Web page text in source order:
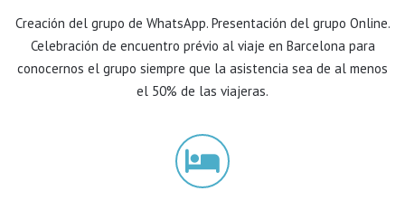
Creación del grupo de WhatsApp. Presentación del grupo Online.
Celebración de encuentro prévio al viaje en Barcelona para
conocernos el grupo siempre que la asistencia sea de al menos
el 50% de las viajeras.